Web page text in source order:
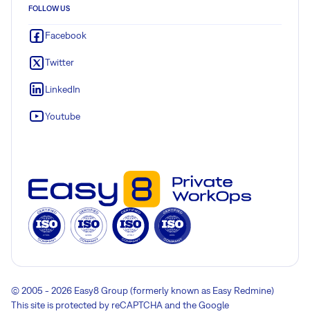
FOLLOW US
Facebook
Twitter
LinkedIn
Youtube
© 2005 - 2026 Easy8 Group (formerly known as Easy Redmine)
This site is protected by reCAPTCHA and the Google